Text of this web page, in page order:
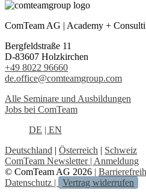
ComTeam AG | Academy +
Bergfeldstraße 11
D-83607 Holzkirchen
+49 8022 96660
de.office@comteamgroup.com
Alle Seminare und Ausbildungen
Jobs bei ComTeam
DE | EN
Deutschland | Österreich | Schweiz
ComTeam Newsletter | Anmeldung
© ComTeam AG 2026 |
Datenschutz |
Vertrag widerrufen